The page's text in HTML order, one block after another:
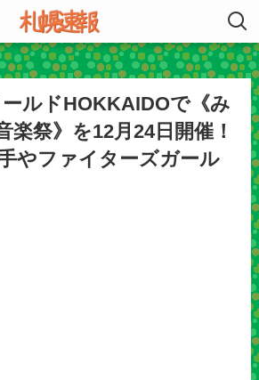
ルドHOKKAIDOで《み
楽祭》を12月24日開催！
やファイターズガール